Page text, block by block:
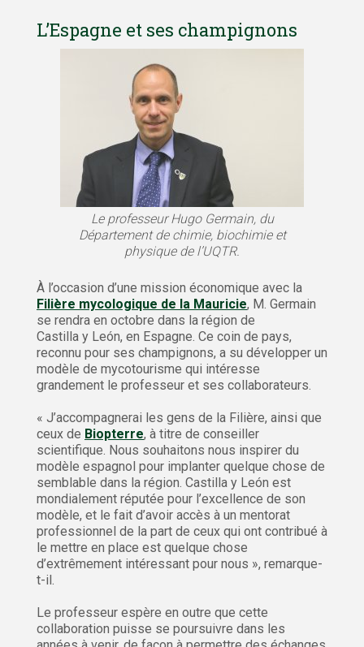
L’Espagne et ses champignons
Le professeur Hugo Germain, du
Département de chimie, biochimie et
physique de l’UQTR.
À l’occasion d’une mission économique avec la
Filière mycologique de la Mauricie, M. Germain
se rendra en octobre dans la région de
Castilla y León, en Espagne. Ce coin de pays,
reconnu pour ses champignons, a su développer un
modèle de mycotourisme qui intéresse
grandement le professeur et ses collaborateurs.
« J’accompagnerai les gens de la Filière, ainsi que
ceux de Biopterre, à titre de conseiller
scientifique. Nous souhaitons nous inspirer du
modèle espagnol pour implanter quelque chose de
semblable dans la région. Castilla y León est
mondialement réputée pour l’excellence de son
modèle, et le fait d’avoir accès à un mentorat
professionnel de la part de ceux qui ont contribué à
le mettre en place est quelque chose
d’extrêmement intéressant pour nous », remarque-
t-il.
Le professeur espère en outre que cette
collaboration puisse se poursuivre dans les